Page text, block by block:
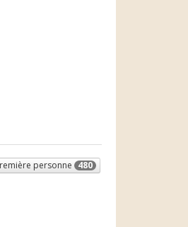
personne 480